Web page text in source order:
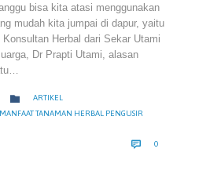
bisa kita atasi menggunakan
mudah kita jumpai di dapur, yaitu
Konsultan Herbal dari Sekar Utami
Dr Prapti Utami, alasan
 CATEGORY
ARTIKEL
MANFAAT TANAMAN HERBAL PENGUSIR
 0